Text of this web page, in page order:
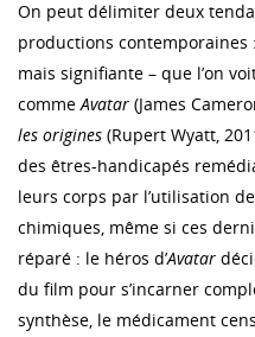
On peut délimiter deux
productions
mais signifiante – que l’on
commeAvatar (James
les origines (Rupert Wyatt,
des êtres-handicapés
leurs corps par l’utilisation
chimiques, même si ces
réparé : le héros d’Avatar
du film pour s’incarner
synthèse, le médicament